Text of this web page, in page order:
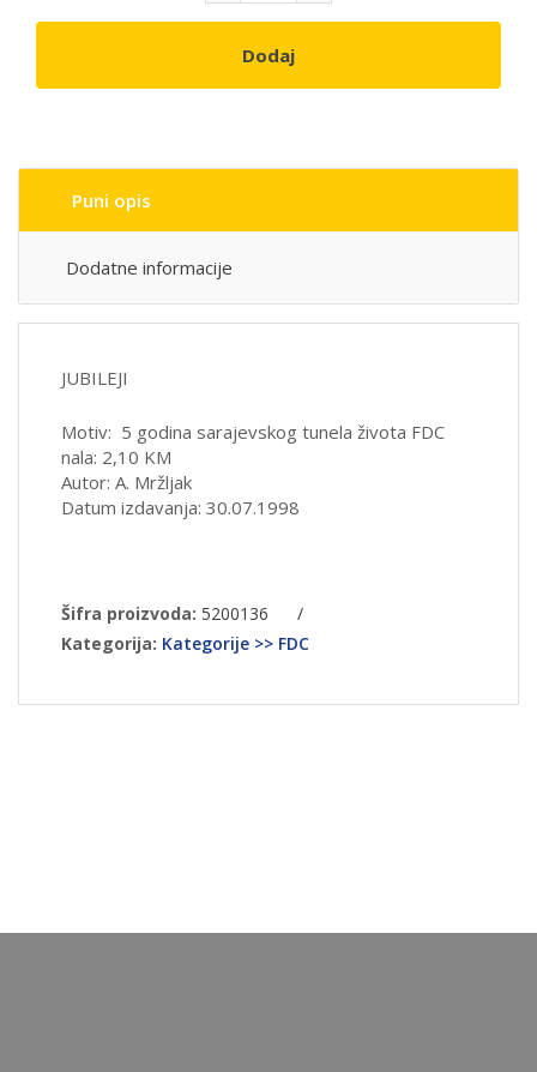
Dodaj
Puni opis
Dodatne informacije
JUBILEJI
Motiv: 5 godina sarajevskog tunela života FDC
nala: 2,10 KM
Autor: A. Mržljak
Datum izdavanja: 30.07.1998
Šifra proizvoda: 5200136
/
Kategorija: Kategorije >> FDC